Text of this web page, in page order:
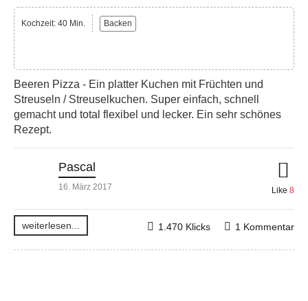
Kochzeit: 40 Min. Backen
Beeren Pizza - Ein platter Kuchen mit Früchten und
Streuseln / Streuselkuchen. Super einfach, schnell
gemacht und total flexibel und lecker. Ein sehr schönes
Rezept.
Pascal
16. März 2017 Like 8
weiterlesen... 1 Kommentar
1.470 Klicks